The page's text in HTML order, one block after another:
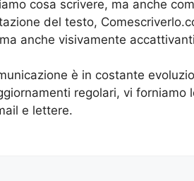
cosa scrivere, ma anche
del testo,
anche visivamente
è in costante
regolari, vi
e lettere.